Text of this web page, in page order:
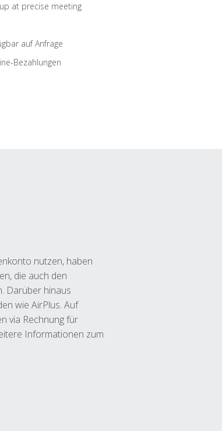
at precise meeting
auf Anfrage
Bezahlungen
nutzen, haben
die auch den
Darüber hinaus
wie AirPlus. Auf
via Rechnung für
Informationen zum